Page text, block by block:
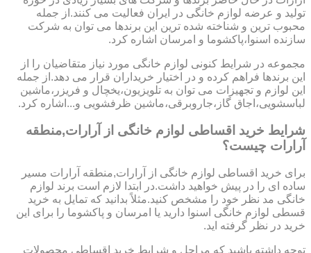
تولید و عرضه لوازم خانگی در ایران فعالیت می کنند.از جمله
محبوب ترین و شناخته شده ترین این برندها می توان به شرکت
سازنده اسنوا،پاکشوما و امرسان اشاره کرد.
مجموعه در شرایط کنونی لوازم خانگی مورد نیاز متقاضیان را از
این برندها فراهم کرده و در اختیار خریداران قرار می دهد.از جمله
این لوازم و تجهیزات می توان به تلویزیون،یخچال و فریزر،ماشین
لباسشویی،اجاق گاز،جاروبرقی،ماشین ظرفشویی و...اشاره کرد.
شرایط خرید اقساطی لوازم خانگی از آرارات,منطقه
آرارات چیست؟
برای خرید اقساطی لوازم خانگی از آرارات,منطقه آرارات مسیر
ساده ای را در پیش خواهید داشت.در ابتدا لازم است برند لوازم
خانگی مد نظر خود را مشخص کنید.مثلاً بدانید که تمایل به خرید
قسطی لوازم خانگی اسنوا دارید یا امرسان و پاکشوما را برای این
خرید در نظر گرفته اید.
توجه داشته باشید که مراحل و شرایط خرید اقساطی محصولات